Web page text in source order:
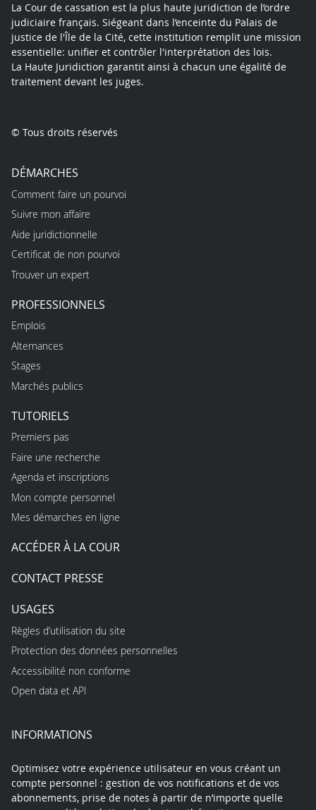
La Cour de cassation est la plus haute juridiction de l’ordre
judiciaire français. Siégeant dans l’enceinte du Palais de
justice de l'Île de la Cité, cette institution remplit une mission
essentielle: unifier et contrôler l'interprétation des lois.
La Haute Juridiction garantit ainsi à chacun une égalité de
traitement devant les juges.
© Tous droits réservés
DÉMARCHES
Comment faire un pourvoi
Suivre mon affaire
Aide juridictionnelle
Certificat de non pourvoi
Trouver un expert
PROFESSIONNELS
Emplois
Alternances
Stages
Marchés publics
TUTORIELS
Premiers pas
Faire une recherche
Agenda et inscriptions
Mon compte personnel
Mes démarches en ligne
ACCÉDER À LA COUR
CONTACT PRESSE
USAGES
Règles d’utilisation du site
Protection des données personnelles
Accessibilité non conforme
Open data et API
INFORMATIONS
Optimisez votre expérience utilisateur en vous créant un
compte personnel : gestion de vos notifications et de vos
abonnements, prise de notes à partir de n’importe quelle